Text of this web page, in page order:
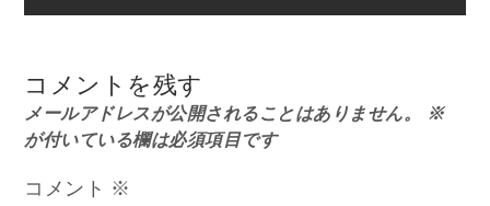
ナ
ビ
コメントを残す
メールアドレスが公開されることはありません。
※
が付いている欄は必須項目です
コメント ※